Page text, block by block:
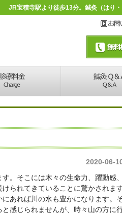
JR宝積寺駅より徒歩13分。鍼灸（はり
2020-06-
。そこには木々の生命力、躍動感
られてきていることに驚かされます
あれば川の水も豊かになります。
感じられませんが、時々山の方に